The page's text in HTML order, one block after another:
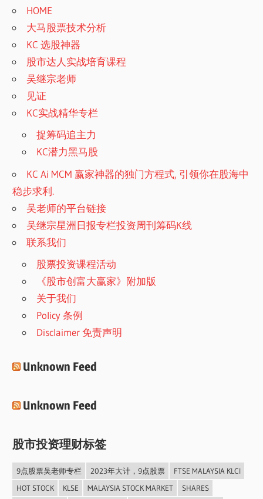
HOME
大马股票技术分析
KC 选股神器
股市达人实战培育课程
吴继宗老师
见证
KC实战精华专栏
捉筹码追主力
KC潜力黑马股
KC Ai MCM 赢家神器的独门方程式, 引领你在股海中
稳步求利.
吴老师的平台链接
吴继宗星洲日报专栏投资周刊筹码K线
联系我们
股票投资课程活动
《股市创富大赢家》附加版
关于我们
Policy 条例
Disclaimer 免责声明
Unknown Feed
Unknown Feed
股市投资理财标签
9点股票吴老师专栏 2023年大计，9点股票
FTSE MALAYSIA KLCI
HOT STOCK
KLSE MALAYSIA STOCK MARKET
SHARES